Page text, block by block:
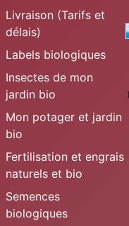
Livraison (Tarifs et
délais)
Labels biologiques
Insectes de mon
jardin bio
Mon potager et jardin
bio
Fertilisation et engrais
naturels et bio
Semences
biologiques